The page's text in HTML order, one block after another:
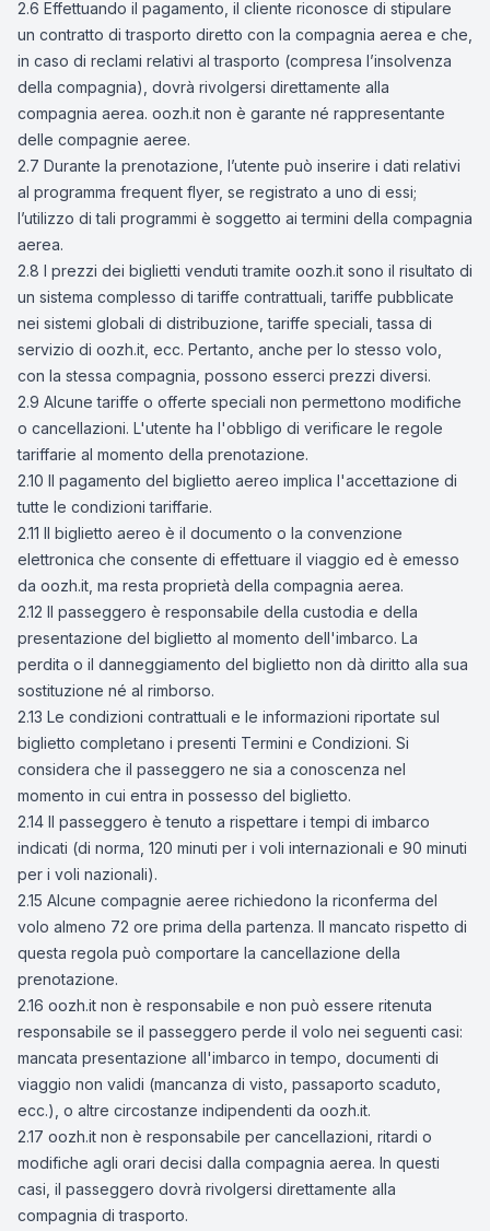
2.6 Effettuando il pagamento, il cliente riconosce di stipulare
un contratto di trasporto diretto con la compagnia aerea e che,
in caso di reclami relativi al trasporto (compresa l’insolvenza
della compagnia), dovrà rivolgersi direttamente alla
compagnia aerea. oozh.it non è garante né rappresentante
delle compagnie aeree.
2.7 Durante la prenotazione, l’utente può inserire i dati relativi
al programma frequent flyer, se registrato a uno di essi;
l’utilizzo di tali programmi è soggetto ai termini della compagnia
aerea.
2.8 I prezzi dei biglietti venduti tramite oozh.it sono il risultato di
un sistema complesso di tariffe contrattuali, tariffe pubblicate
nei sistemi globali di distribuzione, tariffe speciali, tassa di
servizio di oozh.it, ecc. Pertanto, anche per lo stesso volo,
con la stessa compagnia, possono esserci prezzi diversi.
2.9 Alcune tariffe o offerte speciali non permettono modifiche
o cancellazioni. L'utente ha l'obbligo di verificare le regole
tariffarie al momento della prenotazione.
2.10 Il pagamento del biglietto aereo implica l'accettazione di
tutte le condizioni tariffarie.
2.11 Il biglietto aereo è il documento o la convenzione
elettronica che consente di effettuare il viaggio ed è emesso
da oozh.it, ma resta proprietà della compagnia aerea.
2.12 Il passeggero è responsabile della custodia e della
presentazione del biglietto al momento dell'imbarco. La
perdita o il danneggiamento del biglietto non dà diritto alla sua
sostituzione né al rimborso.
2.13 Le condizioni contrattuali e le informazioni riportate sul
biglietto completano i presenti Termini e Condizioni. Si
considera che il passeggero ne sia a conoscenza nel
momento in cui entra in possesso del biglietto.
2.14 Il passeggero è tenuto a rispettare i tempi di imbarco
indicati (di norma, 120 minuti per i voli internazionali e 90 minuti
per i voli nazionali).
2.15 Alcune compagnie aeree richiedono la riconferma del
volo almeno 72 ore prima della partenza. Il mancato rispetto di
questa regola può comportare la cancellazione della
prenotazione.
2.16 oozh.it non è responsabile e non può essere ritenuta
responsabile se il passeggero perde il volo nei seguenti casi:
mancata presentazione all'imbarco in tempo, documenti di
viaggio non validi (mancanza di visto, passaporto scaduto,
ecc.), o altre circostanze indipendenti da oozh.it.
2.17 oozh.it non è responsabile per cancellazioni, ritardi o
modifiche agli orari decisi dalla compagnia aerea. In questi
casi, il passeggero dovrà rivolgersi direttamente alla
compagnia di trasporto.